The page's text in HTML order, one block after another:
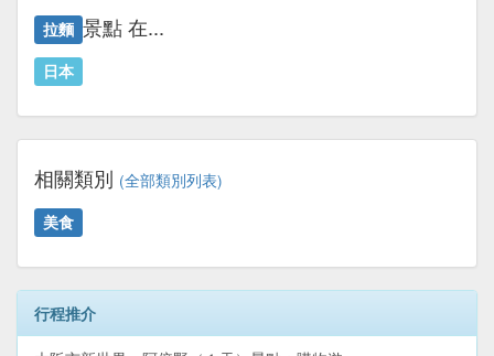
拉麵 景點 在...
日本
相關類別 (全部類別列表)
美食
行程推介